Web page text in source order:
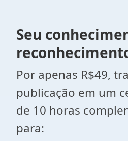
Seu
Por apenas R$49,
publicação em um
de 10 horas
para: